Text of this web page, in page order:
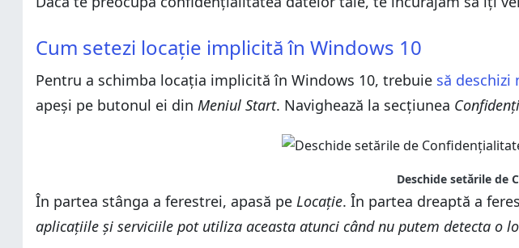
De ce este folositor să ai o locație implicită în Windows 10?
Cum restaurezi aplicația Hărți dacă ai erori
De ce este folositor să ai o locație implicită în Windows 10?
Ți-ai setat locația implicită în Windows 10?
Cum setezi locație implicită în Windows 10
Pentru a schimba locația implicită în Windows 10, trebuie să deschizi
apeși pe butonul ei din Meniul Start. Navighează la secțiunea
Deschide setările de
În partea stânga a ferestrei, apasă pe Locație. În partea dreaptă a
aplicațiile și serviciile pot utiliza aceasta atunci când nu putem detecta o